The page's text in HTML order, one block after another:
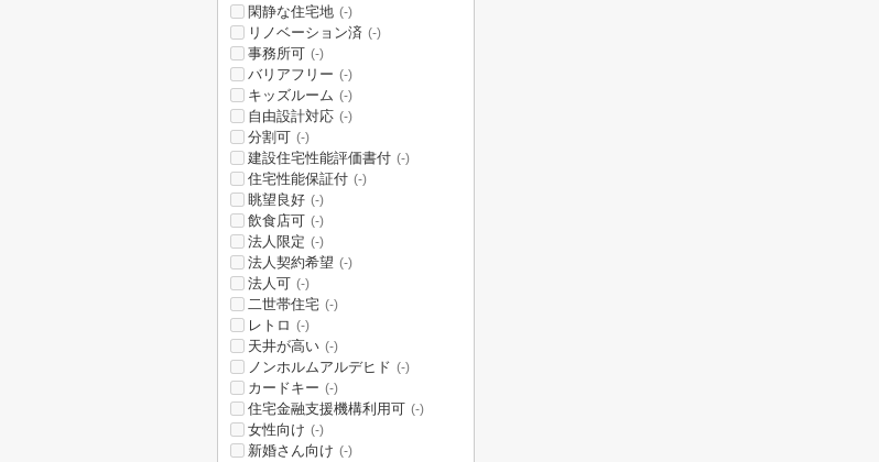
閑静な住宅地 (-)
リノベーション済 (-)
事務所可 (-)
バリアフリー (-)
キッズルーム (-)
自由設計対応 (-)
分割可 (-)
建設住宅性能評価書付 (-)
住宅性能保証付 (-)
眺望良好 (-)
飲食店可 (-)
法人限定 (-)
法人契約希望 (-)
法人可 (-)
二世帯住宅 (-)
レトロ (-)
天井が高い (-)
ノンホルムアルデヒド (-)
カードキー (-)
住宅金融支援機構利用可 (-)
女性向け (-)
新婚さん向け (-)